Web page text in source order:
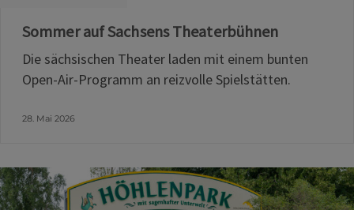
Sommer auf Sachsens Theaterbühnen
Die sächsischen Theater laden mit einem bunten
Open-Air-Programm an reizvolle Spielstätten.
28. Mai 2026